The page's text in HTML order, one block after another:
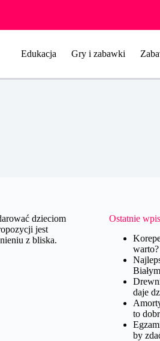
Edukacja Gry i zabawki
dzieciom
jest
z bliska.
Ostatnie
warto?
daje
to
by